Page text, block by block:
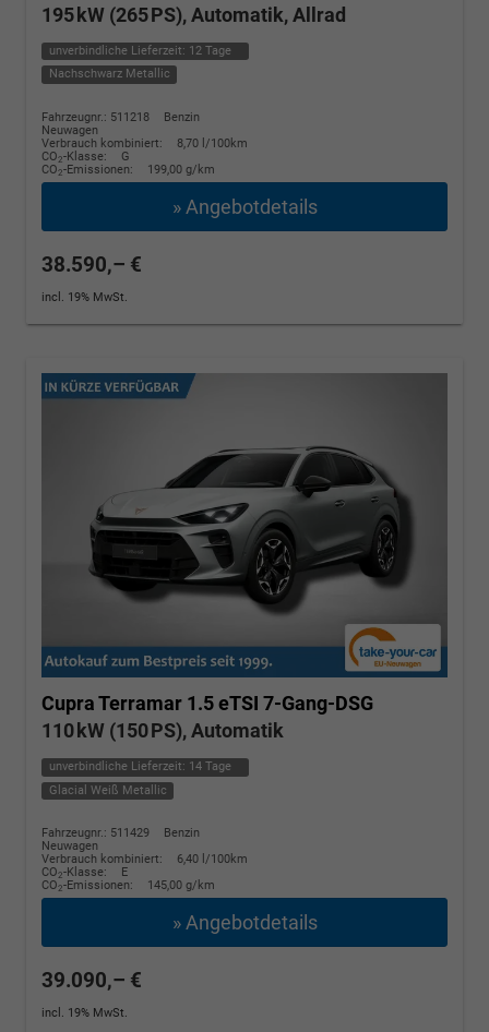
195 kW (265 PS), Automatik, Allrad
unverbindliche Lieferzeit: 12 Tage
Nachschwarz Metallic
Fahrzeugnr.: 511218
Benzin
Neuwagen
Verbrauch kombiniert:
8,70 l/100km
CO2-Klasse:
G
CO2-Emissionen: 199,00 g/km
» Angebotdetails
38.590,– €
incl. 19% MwSt.
Cupra Terramar 1.5 eTSI 7-Gang-DSG
110 kW (150 PS), Automatik
unverbindliche Lieferzeit: 14 Tage
Glacial Weiß Metallic
Fahrzeugnr.: 511429
Benzin
Neuwagen
Verbrauch kombiniert:
6,40 l/100km
CO2-Klasse:
E
CO2-Emissionen: 145,00 g/km
» Angebotdetails
39.090,– €
incl. 19% MwSt.